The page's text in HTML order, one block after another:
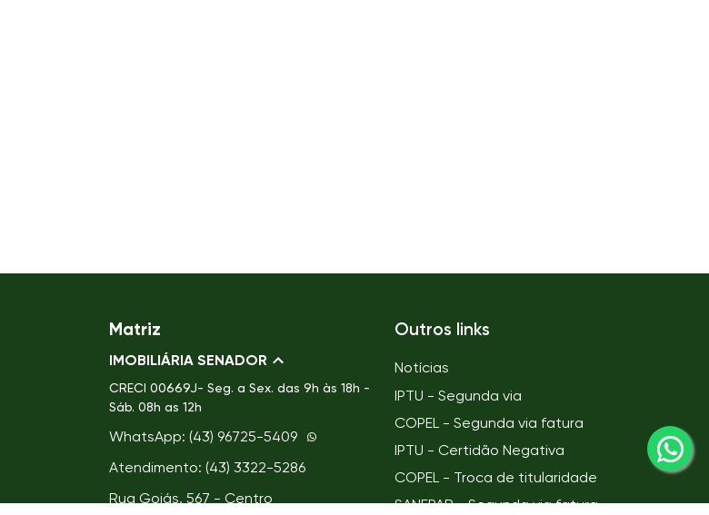
Matriz
IMOBILIÁRIA SENADOR
CRECI 00669J- Seg. a Sex. das 9h às 18h -
Sáb. 08h as 12h
WhatsApp: (43) 96725-5409
Atendimento: (43) 3322-5286
Rua Goiás, 567 - Centro
Outros links
Notícias
IPTU - Segunda via
COPEL - Segunda via fatura
IPTU - Certidão Negativa
COPEL - Troca de titularidade
SANEPAR - Segunda via fatura